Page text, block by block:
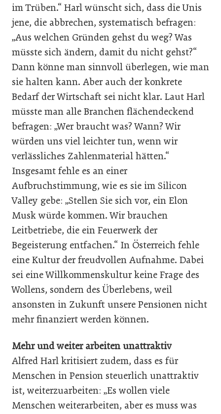
im Trüben.“ Harl wünscht sich, dass die Unis
jene, die abbrechen, systematisch befragen:
„Aus welchen Gründen gehst du weg? Was
müsste sich ändern, damit du nicht gehst?“
Dann könne man sinnvoll überlegen, wie man
sie halten kann. Aber auch der konkrete
Bedarf der Wirtschaft sei nicht klar. Laut Harl
müsste man alle Branchen flächendeckend
befragen: „Wer braucht was? Wann? Wir
würden uns viel leichter tun, wenn wir
verlässliches Zahlenmaterial hätten.“
Insgesamt fehle es an einer
Aufbruchstimmung, wie es sie im Silicon
Valley gebe: „Stellen Sie sich vor, ein Elon
Musk würde kommen. Wir brauchen
Leitbetriebe, die ein Feuerwerk der
Begeisterung entfachen.“ In Österreich fehle
eine Kultur der freudvollen Aufnahme. Dabei
sei eine Willkommenskultur keine Frage des
Wollens, sondern des Überlebens, weil
ansonsten in Zukunft unsere Pensionen nicht
mehr finanziert werden können.
Mehr und weiter arbeiten unattraktiv
Alfred Harl kritisiert zudem, dass es für
Menschen in Pen­sion steuerlich unattraktiv
ist, weiterzuarbeiten: „Es wollen viele
Menschen weiterarbeiten, aber es muss was